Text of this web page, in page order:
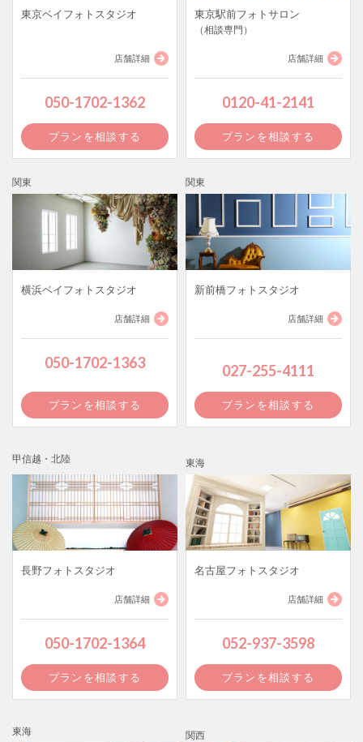
東京ベイフォトスタジオ
店舗詳細
050-1702-1362
プランを相談する
東京駅前フォトサロン
（相談専門）
店舗詳細
0120-41-2141
プランを相談する
関東
横浜ベイフォトスタジオ
店舗詳細
050-1702-1363
プランを相談する
関東
新前橋フォトスタジオ
店舗詳細
027-255-4111
プランを相談する
甲信越・北陸
長野フォトスタジオ
店舗詳細
050-1702-1364
プランを相談する
東海
名古屋フォトスタジオ
店舗詳細
052-937-3598
プランを相談する
東海 関西